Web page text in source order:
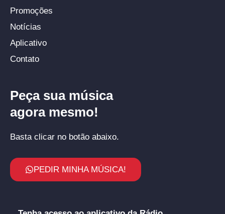
Promoções
Notícias
Aplicativo
Contato
Peça sua música
agora mesmo!
Basta clicar no botão abaixo.
PEDIR MINHA MÚSICA!